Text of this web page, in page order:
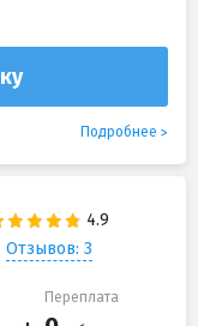
Подробнее
Отзывов: 3
Переплата